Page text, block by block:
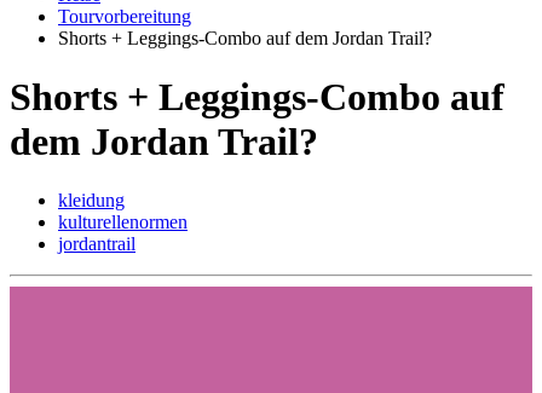
Tourvorbereitung
Shorts + Leggings-Combo auf dem Jordan Trail?
Shorts + Leggings-Combo auf
dem Jordan Trail?
kleidung
kulturellenormen
jordantrail